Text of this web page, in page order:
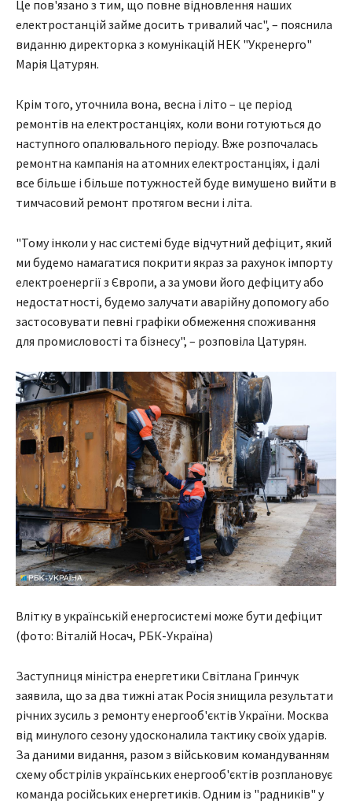
Це пов'язано з тим, що повне відновлення наших
електростанцій займе досить тривалий час", – пояснила
виданню директорка з комунікацій НЕК "Укренерго"
Марія Цатурян.
Крім того, уточнила вона, весна і літо – це період
ремонтів на електростанціях, коли вони готуються до
наступного опалювального періоду. Вже розпочалась
ремонтна кампанія на атомних електростанціях, і далі
все більше і більше потужностей буде вимушено вийти в
тимчасовий ремонт протягом весни і літа.
"Тому інколи у нас системі буде відчутний дефіцит, який
ми будемо намагатися покрити якраз за рахунок імпорту
електроенергії з Європи, а за умови його дефіциту або
недостатності, будемо залучати аварійну допомогу або
застосовувати певні графіки обмеження споживання
для промисловості та бізнесу", – розповіла Цатурян.
Влітку в українській енергосистемі може бути дефіцит
(фото: Віталій Носач, РБК-Україна)
Заступниця міністра енергетики Світлана Гринчук
заявила, що за два тижні атак Росія знищила результати
річних зусиль з ремонту енергооб'єктів України. Москва
від минулого сезону удосконалила тактику своїх ударів.
За даними видання, разом з військовим командуванням
схему обстрілів українських енергооб'єктів розплановує
команда російських енергетиків. Одним із "радників" у